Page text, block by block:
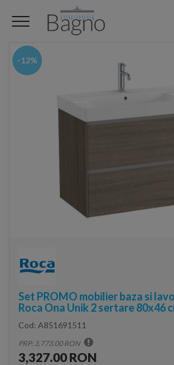
-12%
Set PROMO mobilier baza si
Roca Ona Unik 2 sertare 80x46
Cod: A851691511
PRP: 3,773.00 RON
3,327.00 RON